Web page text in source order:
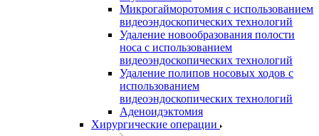
Микрогайморотомия с использованием
видеоэндоскопических технологий
Удаление новообразования полости
носа с использованием
видеоэндоскопических технологий
Удаление полипов носовых ходов с
использованием
видеоэндоскопических технологий
Аденоидэктомия
Хирургические операции